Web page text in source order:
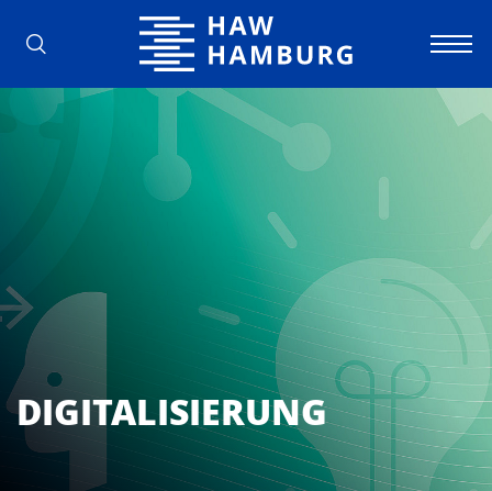
Hochschule für Angewandte
DIGITALISIERUNG